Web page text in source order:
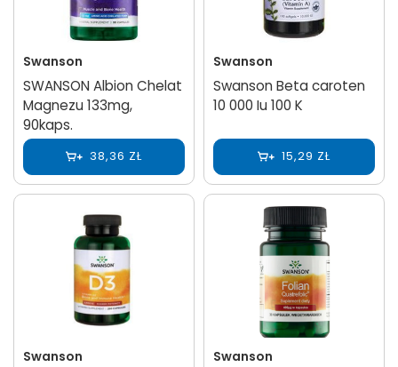
Swanson
SWANSON Albion Chelat
Magnezu 133mg,
90kaps.
38,36 ZŁ
Swanson
Swanson Beta caroten
10 000 Iu 100 K
15,29 ZŁ
Swanson Swanson